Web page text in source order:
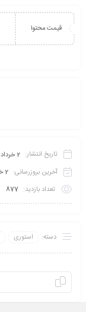
قیمت محتوا
تاریخ انتشار: 2 خرداد 1403
آخرین بروزرسانی: 2 خرداد 1403
تعداد بازدید: 877
دسته: استوری